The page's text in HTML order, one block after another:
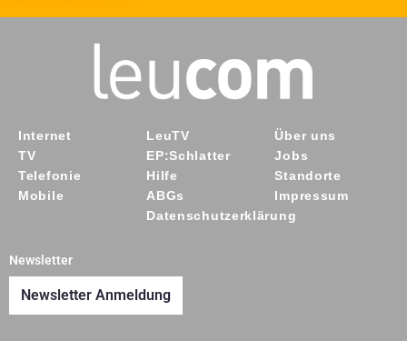
Internet
TV
Telefonie
Mobile
LeuTV
EP:Schlatter
Hilfe
ABGs
Datenschutzerklärung
Über uns
Jobs
Standorte
Impressum
Newsletter
Newsletter Anmeldung